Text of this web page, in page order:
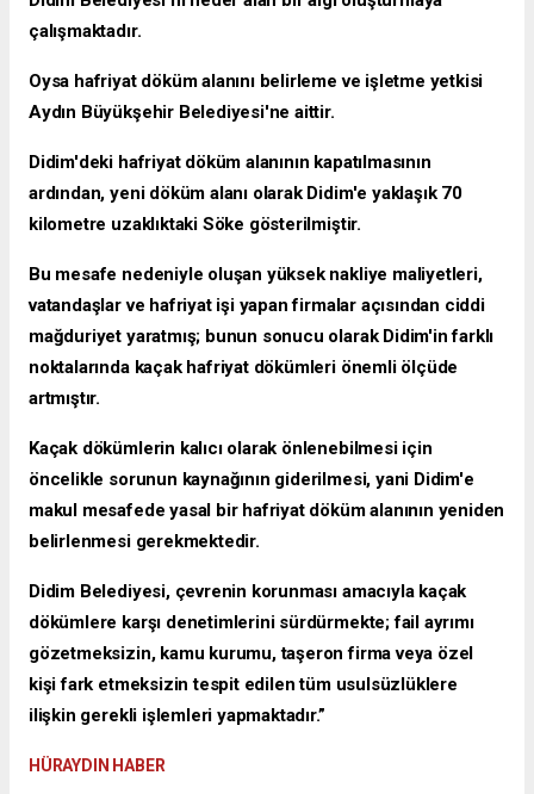
çalışmaktadır.
Oysa hafriyat döküm alanını belirleme ve işletme yetkisi
Aydın Büyükşehir Belediyesi'ne aittir.
Didim'deki hafriyat döküm alanının kapatılmasının
ardından, yeni döküm alanı olarak Didim'e yaklaşık 70
kilometre uzaklıktaki Söke gösterilmiştir.
Bu mesafe nedeniyle oluşan yüksek nakliye maliyetleri,
vatandaşlar ve hafriyat işi yapan firmalar açısından ciddi
mağduriyet yaratmış; bunun sonucu olarak Didim'in farklı
noktalarında kaçak hafriyat dökümleri önemli ölçüde
artmıştır.
Kaçak dökümlerin kalıcı olarak önlenebilmesi için
öncelikle sorunun kaynağının giderilmesi, yani Didim'e
makul mesafede yasal bir hafriyat döküm alanının yeniden
belirlenmesi gerekmektedir.
Didim Belediyesi, çevrenin korunması amacıyla kaçak
dökümlere karşı denetimlerini sürdürmekte; fail ayrımı
gözetmeksizin, kamu kurumu, taşeron firma veya özel
kişi fark etmeksizin tespit edilen tüm usulsüzlüklere
ilişkin gerekli işlemleri yapmaktadır.”
HÜRAYDIN HABER